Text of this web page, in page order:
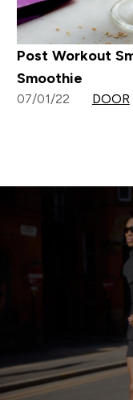
Post Workout
Smoothie
07/01/22 DOOR